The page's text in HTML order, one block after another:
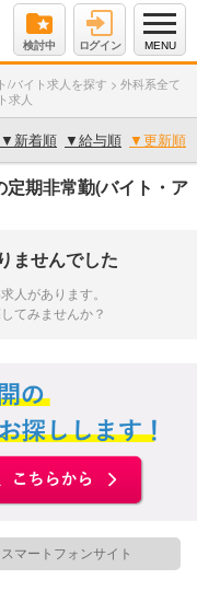
検討中 ログイン MENU
/バイト求人を探す > 外科系全て
求人
▼ 新着順 ▼給与順 ▼更新順
期非常勤(バイト・ア
ませんでした
人があります。
てみませんか？
スマートフォンサイト